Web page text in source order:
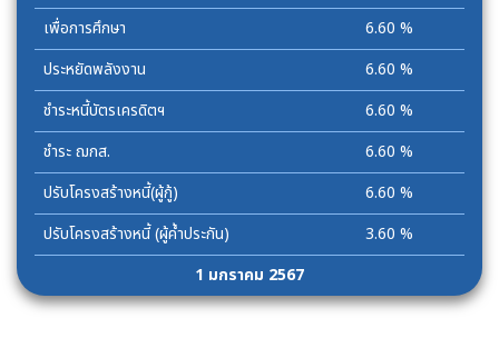
เพื่อการศึกษา
6.60 %
ประหยัดพลังงาน
6.60 %
ชำระหนี้บัตรเครดิตฯ
6.60 %
ชำระ ฌกส.
6.60 %
ปรับโครงสร้างหนี้(ผู้กู้)
6.60 %
ปรับโครงสร้างหนี้ (ผู้ค้ำประกัน)
3.60 %
1 มกราคม 2567